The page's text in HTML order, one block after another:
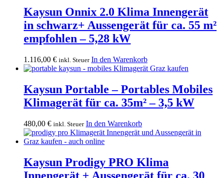
Kaysun Onnix 2.0 Klima Innengerät
in schwarz+ Aussengerät für ca. 55 m²
empfohlen – 5,28 kW
1.116,00 € inkl. Steuer In den Warenkorb
Kaysun Portable – Portables Mobiles
Klimagerät für ca. 35m² – 3,5 kW
480,00 € inkl. Steuer In den Warenkorb
Kaysun Prodigy PRO Klima
Innengerät + Aussengerät für ca. 30